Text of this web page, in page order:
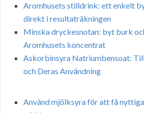
Aromhusets stilldrink: ett enkelt
direkt i resultaträkningen
Minska dryckesnotan: byt burk
Aromhusets koncentrat
Askorbinsyra Natriumbensoat:
och Deras Användning
Använd mjölksyra för att få